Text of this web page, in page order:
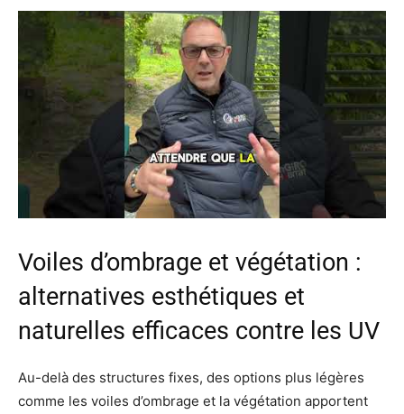
Voiles d’ombrage et végétation :
alternatives esthétiques et
naturelles efficaces contre les UV
Au-delà des structures fixes, des options plus légères
comme les voiles d’ombrage et la végétation apportent